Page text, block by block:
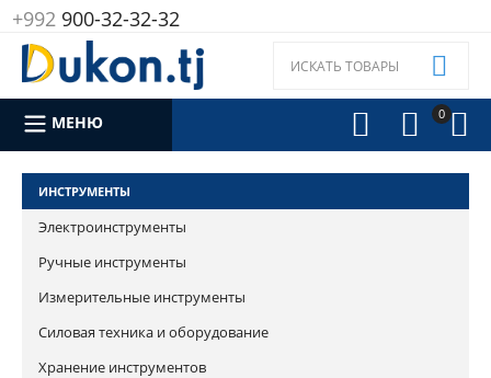
+992900-32-32-32
0 



МЕНЮ
ИНСТРУМЕНТЫ
Электроинструменты
Ручные инструменты
Измерительные инструменты
Силовая техника и оборудование
Хранение инструментов